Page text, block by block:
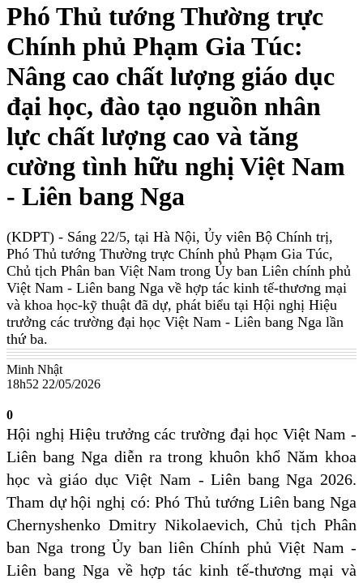
Phó Thủ tướng Thường trực
Chính phủ Phạm Gia Túc:
Nâng cao chất lượng giáo dục
đại học, đào tạo nguồn nhân
lực chất lượng cao và tăng
cường tình hữu nghị Việt Nam
- Liên bang Nga
(KDPT) - Sáng 22/5, tại Hà Nội, Ủy viên Bộ Chính trị,
Phó Thủ tướng Thường trực Chính phủ Phạm Gia Túc,
Chủ tịch Phân ban Việt Nam trong Ủy ban Liên chính phủ
Việt Nam - Liên bang Nga về hợp tác kinh tế-thương mại
và khoa học-kỹ thuật đã dự, phát biểu tại Hội nghị Hiệu
trưởng các trường đại học Việt Nam - Liên bang Nga lần
thứ ba.
Minh Nhật
18h52 22/05/2026
0
Hội nghị Hiệu trưởng các trường đại học Việt Nam -
Liên bang Nga diễn ra trong khuôn khổ Năm khoa
học và giáo dục Việt Nam - Liên bang Nga 2026.
Tham dự hội nghị có: Phó Thủ tướng Liên bang Nga
Chernyshenko Dmitry Nikolaevich, Chủ tịch Phân
ban Nga trong Ủy ban liên Chính phủ Việt Nam -
Liên bang Nga về hợp tác kinh tế-thương mại và